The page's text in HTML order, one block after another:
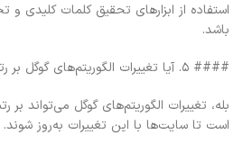
استفاده از ابزارهای تحقیق کلمات کلیدی و
باشد.
#### ۵. آیا تغییرات الگوریتم‌های گوگل بر رتبه سایت تأثیر می‌گذارد؟
بله، تغییرات الگوریتم‌های گوگل می‌تواند بر
است تا سایت‌ها با این تغییرات به‌روز شوند.